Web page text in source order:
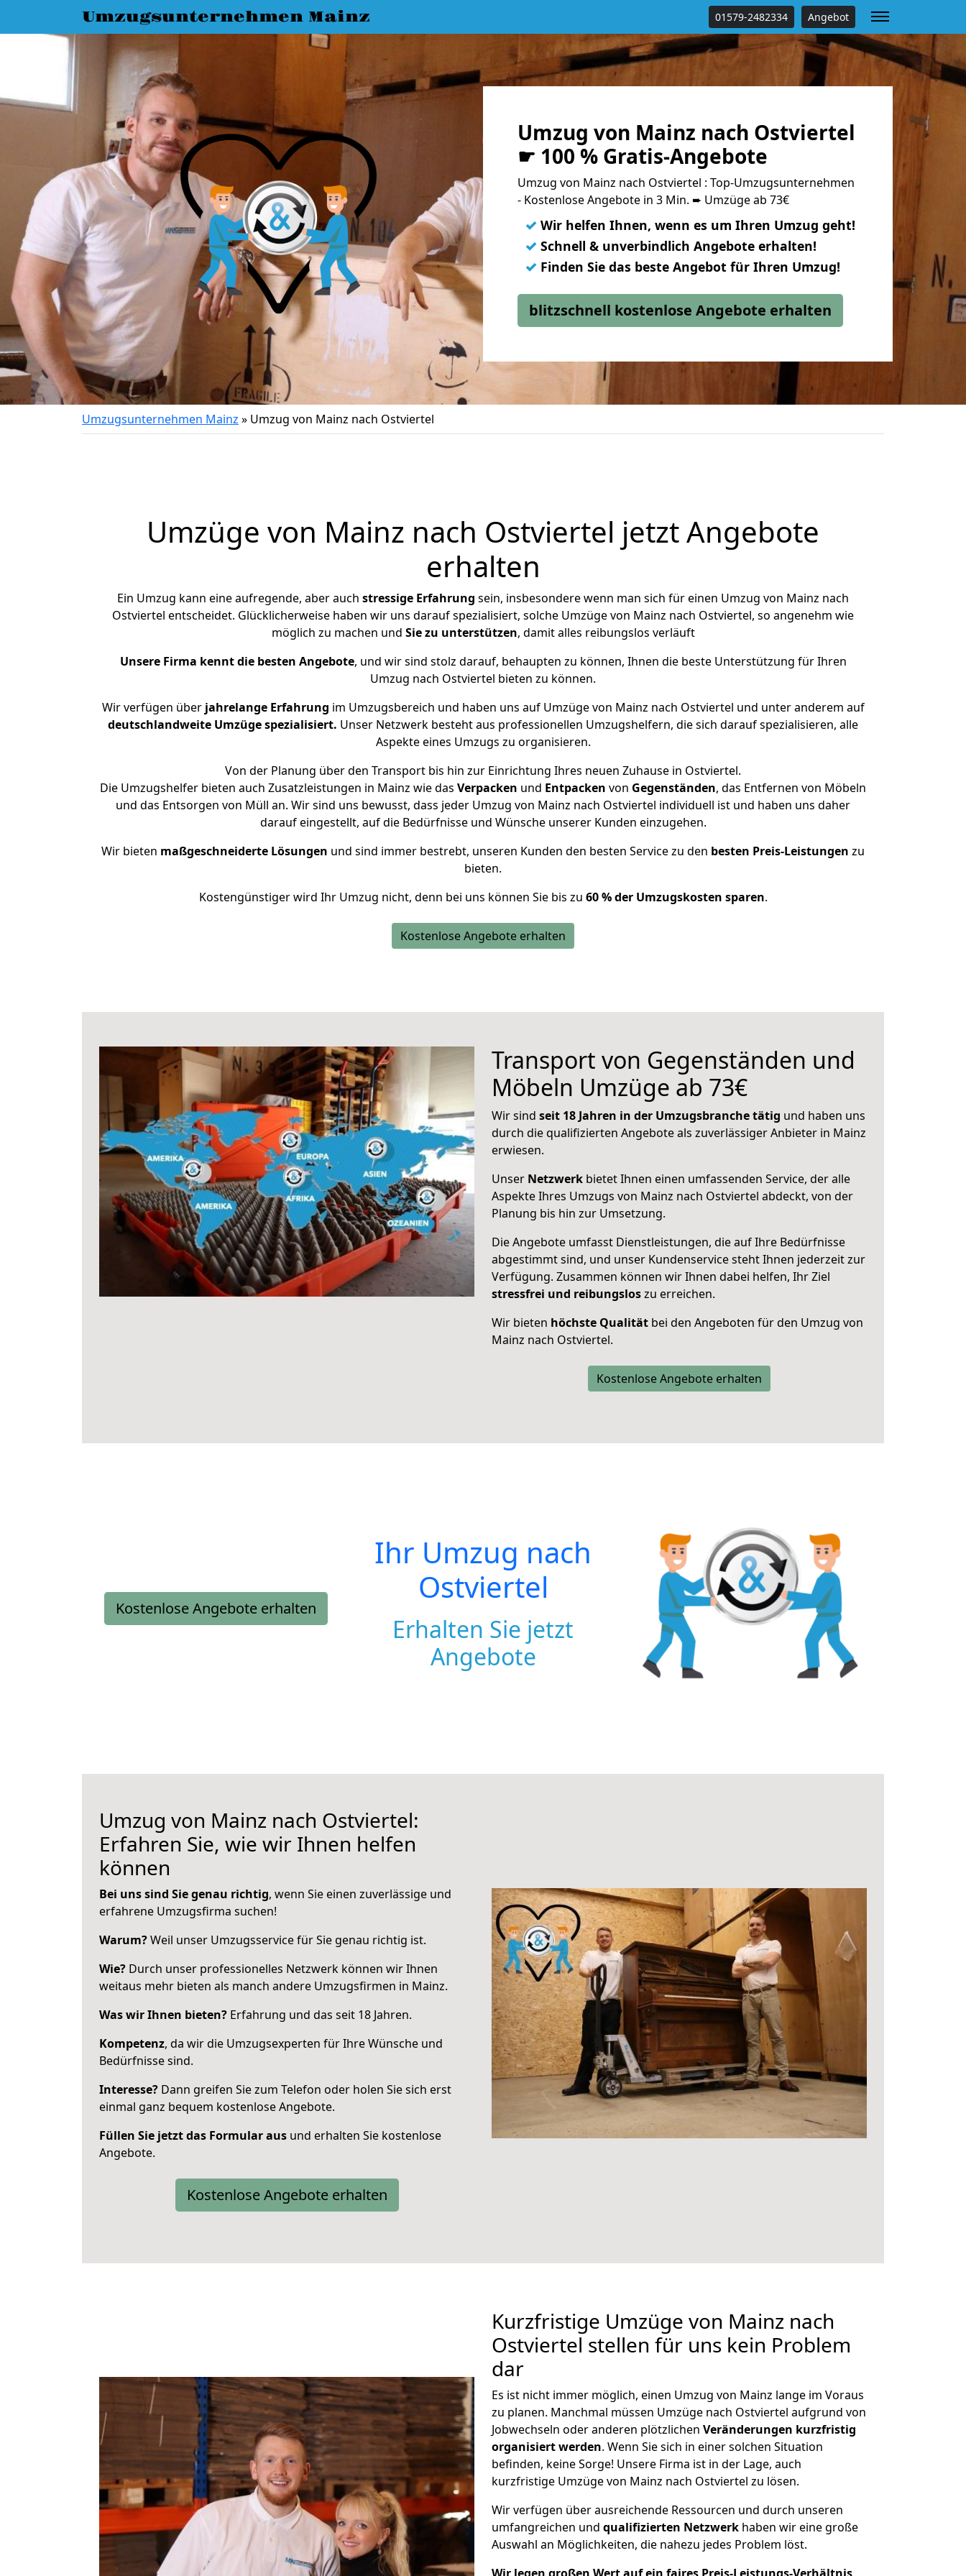
Umzugsunternehmen Mainz 01579-2482334 Angebot
Umzug von Mainz nach Ostviertel
☛ 100 % Gratis-Angebote
Umzug von Mainz nach Ostviertel : Top-Umzugsunternehmen
- Kostenlose Angebote in 3 Min. ➨ Umzüge ab 73€
✓ Wir helfen Ihnen, wenn es um Ihren Umzug geht!
✓ Schnell & unverbindlich Angebote erhalten!
✓ Finden Sie das beste Angebot für Ihren Umzug!
blitzschnell kostenlose Angebote erhalten
Umzugsunternehmen Mainz » Umzug von Mainz nach Ostviertel
Umzüge von Mainz nach Ostviertel jetzt Angebote
erhalten
Ein Umzug kann eine aufregende, aber auch stressige Erfahrung sein, insbesondere wenn man sich für einen Umzug von Mainz nach
Ostviertel entscheidet. Glücklicherweise haben wir uns darauf spezialisiert, solche Umzüge von Mainz nach Ostviertel, so angenehm wie
möglich zu machen und Sie zu unterstützen, damit alles reibungslos verläuft
Unsere Firma kennt die besten Angebote, und wir sind stolz darauf, behaupten zu können, Ihnen die beste Unterstützung für Ihren
Umzug nach Ostviertel bieten zu können.
Wir verfügen überjahrelange Erfahrung im Umzugsbereich und haben uns auf Umzüge von Mainz nach Ostviertel und unter anderem auf
deutschlandweite Umzüge spezialisiert. Unser Netzwerk besteht aus professionellen Umzugshelfern, die sich darauf spezialisieren, alle
Aspekte eines Umzugs zu organisieren.
Von der Planung über den Transport bis hin zur Einrichtung Ihres neuen Zuhause in Ostviertel.
Die Umzugshelfer bieten auch Zusatzleistungen in Mainz wie das Verpacken und Entpacken von Gegenständen, das Entfernen von Möbeln
und das Entsorgen von Müll an. Wir sind uns bewusst, dass jeder Umzug von Mainz nach Ostviertel individuell ist und haben uns daher
darauf eingestellt, auf die Bedürfnisse und Wünsche unserer Kunden einzugehen.
Wir bieten maßgeschneiderte Lösungen und sind immer bestrebt, unseren Kunden den besten Service zu den besten Preis-Leistungen zu
bieten.
Kostengünstiger wird Ihr Umzug nicht, denn bei uns können Sie bis zu 60 % der Umzugskosten sparen.
Kostenlose Angebote erhalten
Transport von Gegenständen und
Möbeln Umzüge ab 73€
Wir sind seit 18 Jahren in der Umzugsbranche tätig und haben uns
durch die qualifizierten Angebote als zuverlässiger Anbieter in Mainz
erwiesen.
Unser Netzwerk bietet Ihnen einen umfassenden Service, der alle
Aspekte Ihres Umzugs von Mainz nach Ostviertel abdeckt, von der
Planung bis hin zur Umsetzung.
Die Angebote umfasst Dienstleistungen, die auf Ihre Bedürfnisse
abgestimmt sind, und unser Kundenservice steht Ihnen jederzeit zur
Verfügung. Zusammen können wir Ihnen dabei helfen, Ihr Ziel
stressfrei und reibungsloszu erreichen.
Wir bieten höchste Qualität bei den Angeboten für den Umzug von
Mainz nach Ostviertel.
Kostenlose Angebote erhalten
Kostenlose Angebote erhalten
Ihr Umzug nach
Ostviertel
Erhalten Sie jetzt
Angebote
Umzug von Mainz nach Ostviertel:
Erfahren Sie, wie wir Ihnen helfen
können
Bei uns sind Sie genau richtig, wenn Sie einen zuverlässige und
erfahrene Umzugsfirma suchen!
Warum?Weil unser Umzugsservice für Sie genau richtig ist.
Wie? Durch unser professionelles Netzwerk können wir Ihnen
weitaus mehr bieten als manch andere Umzugsfirmen in Mainz.
Was wir Ihnen bieten? Erfahrung und das seit 18 Jahren.
Kompetenz, da wir die Umzugsexperten für Ihre Wünsche und
Bedürfnisse sind.
Interesse? Dann greifen Sie zum Telefon oder holen Sie sich erst
einmal ganz bequem kostenlose Angebote.
Füllen Sie jetzt das Formular aus und erhalten Sie kostenlose
Angebote.
Kostenlose Angebote erhalten
Kurzfristige Umzüge von Mainz nach
Ostviertel stellen für uns kein Problem
dar
Es ist nicht immer möglich, einen Umzug von Mainz lange im Voraus
zu planen. Manchmal müssen Umzüge nach Ostviertel aufgrund von
Jobwechseln oder anderen plötzlichen Veränderungen kurzfristig
organisiert werden. Wenn Sie sich in einer solchen Situation
befinden, keine Sorge! Unsere Firma ist in der Lage, auch
kurzfristige Umzüge von Mainz nach Ostviertel zu lösen.
Wir verfügen über ausreichende Ressourcen und durch unseren
umfangreichen und qualifizierten Netzwerk haben wir eine große
Auswahl an Möglichkeiten, die nahezu jedes Problem löst.